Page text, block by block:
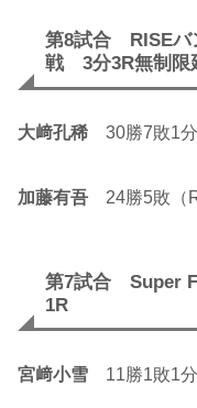
第8試合 RISEバ
戦 3分3R無制限
大﨑孔稀 30勝7敗1分
加藤有吾 24勝5敗（
第7試合 Super
1R
宮﨑小雪 11勝1敗1分